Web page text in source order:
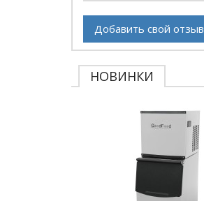
Добавить свой отзыв
НОВИНКИ